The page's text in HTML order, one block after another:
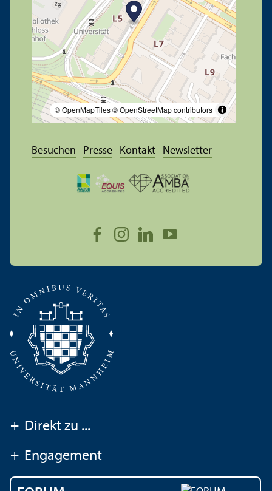
© OpenMapTiles© OpenStreetMap contributors
Besuchen Presse Kontakt Newsletter
+ Direkt zu ...
+ Engagement